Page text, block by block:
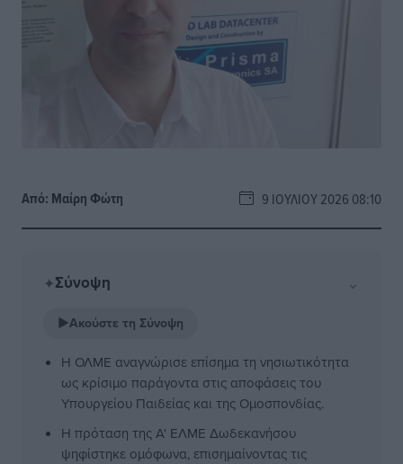
Από: Μαίρη Φώτη 9 ΙΟΥΛΊΟΥ 2026 08:10
✦Σύνοψη ⌄
▶Ακούστε τη Σύνοψη
Η ΟΛΜΕ αναγνώρισε επίσημα τη νησιωτικότητα
ως κρίσιμο παράγοντα στις αποφάσεις του
Υπουργείου Παιδείας και της Ομοσπονδίας.
Η πρόταση της Α' ΕΛΜΕ Δωδεκανήσου
ψηφίστηκε ομόφωνα, επισημαίνοντας τις